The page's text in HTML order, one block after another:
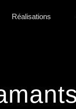
Réalisations